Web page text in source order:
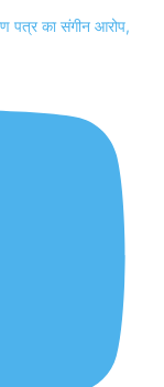
पत्र का संगीन आरोप,